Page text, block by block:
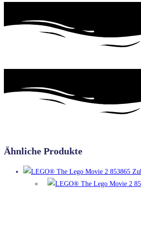
Ähnliche Produkte